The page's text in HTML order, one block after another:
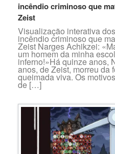
incêndio criminoso que
Zeist
Visualização interativa
incêndio criminoso que
Zeist Narges Achikzei:
um homem da minha
inferno!»Há quinze anos,
anos, de Zeist, morreu da
queimada viva. Os
de […]